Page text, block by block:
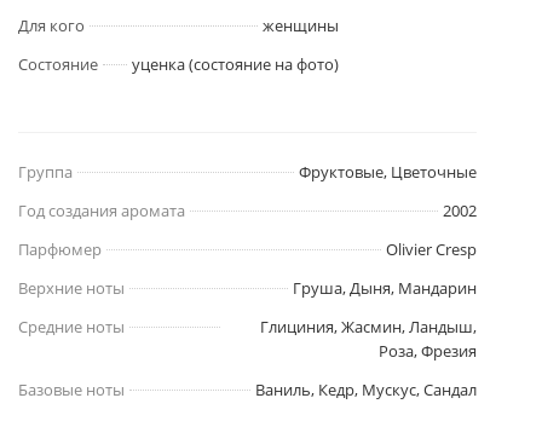
Для кого
женщины
Состояние
уценка (состояние на фото)
Группа
Фруктовые, Цветочные
Год создания аромата
2002
Парфюмер
Olivier Cresp
Верхние ноты
Груша, Дыня, Мандарин
Средние ноты
Глициния, Жасмин, Ландыш,
Роза, Фрезия
Базовые ноты
Ваниль, Кедр, Мускус, Сандал